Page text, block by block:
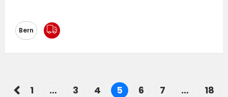
Bern
Messeausrichtung
1 … 3 4 5 6 7 … 18